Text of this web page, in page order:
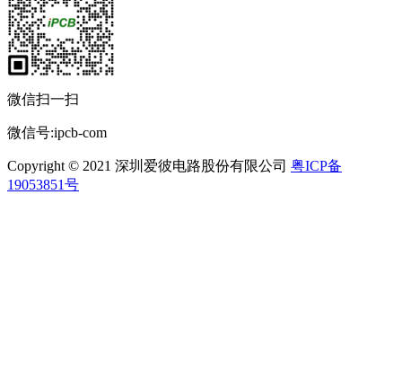
微信扫一扫
微信号:ipcb-com
Copyright © 2021 深圳爱彼电路股份有限公司 粤ICP备
19053851号